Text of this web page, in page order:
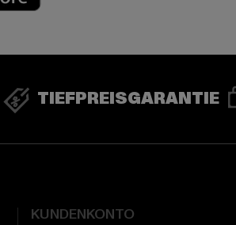
TIEFPREISGARANTIE
KUNDENKONTO